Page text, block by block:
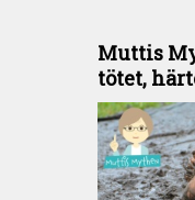
Muttis
tötet,